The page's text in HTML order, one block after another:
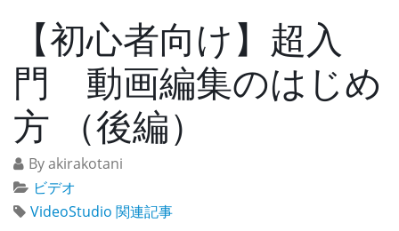
【初心者向け】超入
門 動画編集のはじめ
方 （後編）
By akirakotani
ビデオ
VideoStudio 関連記事